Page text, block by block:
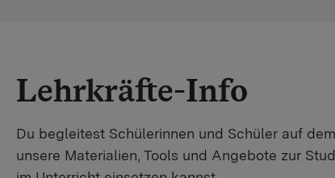
Lehrkräfte-Info
Du begleitest Schülerinnen und Schüler auf
unsere Materialien, Tools und Angebote zur